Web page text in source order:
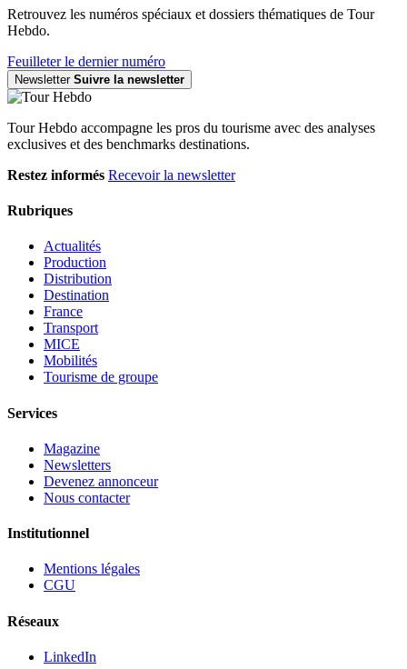
Retrouvez les numéros spéciaux et dossiers thématiques de Tour
Hebdo.
Feuilleter le dernier numéro
Newsletter Suivre la newsletter
Tour Hebdo accompagne les pros du tourisme avec des analyses
exclusives et des benchmarks destinations.
Restez informés Recevoir la newsletter
Rubriques
Actualités
Production
Distribution
Destination
France
Transport
MICE
Mobilités
Tourisme de groupe
Services
Magazine
Newsletters
Devenez annonceur
Nous contacter
Institutionnel
Mentions légales
CGU
Réseaux
LinkedIn